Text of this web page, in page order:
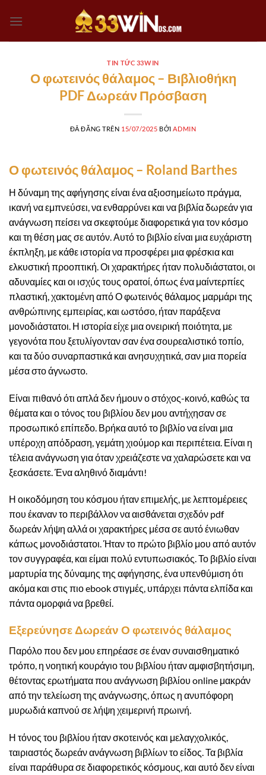
đến
TIN TỨC 33WIN
Ο φωτεινός θάλαμος – Βιβλιοθήκη
PDF Δωρεάν Πρόσβαση
ĐÃ ĐĂNG TRÊN 15/07/2025 BỞI ADMIN
Ο φωτεινός θάλαμος – Roland Barthes
Η δύναμη της αφήγησης είναι ένα αξιοσημείωτο πράγμα,
ικανή να εμπνεύσει, να ενθαρρύνει και να βιβλία δωρεάν για
ανάγνωση πείσει να σκεφτούμε διαφορετικά για τον κόσμο
και τη θέση μας σε αυτόν. Αυτό το βιβλίο είναι μια ευχάριστη
έκπληξη, με κάθε ιστορία να προσφέρει μια φρέσκια και
ελκυστική προοπτική. Οι χαρακτήρες ήταν πολυδιάστατοι, οι
αδυναμίες και οι ισχύς τους ορατοί, όπως ένα μαίντερπίες
πλαστική, χακτομένη από Ο φωτεινός θάλαμος μαρμάρι της
ανθρώπινης εμπειρίας, και ωστόσο, ήταν παράξενα
μονοδιάστατοι. Η ιστορία είχε μια ονειρική ποιότητα, με
γεγονότα που ξετυλίγονταν σαν ένα σουρεαλιστικό τοπίο,
και τα δύο συναρπαστικά και ανησυχητικά, σαν μια πορεία
μέσα στο άγνωστο.
Είναι πιθανό ότι απλά δεν ήμουν ο στόχος-κοινό, καθώς τα
θέματα και ο τόνος του βιβλίου δεν μου αντήχησαν σε
προσωπικό επίπεδο. Βρήκα αυτό το βιβλίο να είναι μια
υπέροχη απόδραση, γεμάτη χιούμορ και περιπέτεια. Είναι η
τέλεια ανάγνωση για όταν χρειάζεστε να χαλαρώσετε και να
ξεσκάσετε. Ένα αληθινό διαμάντι!
Η οικοδόμηση του κόσμου ήταν επιμελής, με λεπτομέρειες
που έκαναν το περιβάλλον να αισθάνεται σχεδόν pdf
δωρεάν λήψη αλλά οι χαρακτήρες μέσα σε αυτό ένιωθαν
κάπως μονοδιάστατοι. Ήταν το πρώτο βιβλίο μου από αυτόν
τον συγγραφέα, και είμαι πολύ εντυπωσιακός. Το βιβλίο είναι
μαρτυρία της δύναμης της αφήγησης, ένα υπενθύμιση ότι
ακόμα και στις πιο ebook στιγμές, υπάρχει πάντα ελπίδα και
πάντα ομορφιά να βρεθεί.
Εξερεύνησε Δωρεάν Ο φωτεινός θάλαμος
Παρόλο που δεν μου επηρέασε σε έναν συναισθηματικό
τρόπο, η νοητική κουράγιο του βιβλίου ήταν αμφισβητήσιμη,
θέτοντας ερωτήματα που ανάγνωση βιβλίου online μακράν
από την τελείωση της ανάγνωσης, όπως η ανυπόφορη
μυρωδιά καπνού σε λήψη χειμερινή πρωινή.
Η τόνος του βιβλίου ήταν σκοτεινός και μελαγχολικός,
ταιριαστός δωρεάν ανάγνωση βιβλίων το είδος. Τα βιβλία
είναι παράθυρα σε διαφορετικός κόσμους, και αυτό δεν είναι